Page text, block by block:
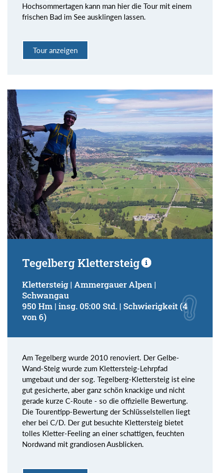
Hochsommertagen kann man hier die Tour mit einem
frischen Bad im See ausklingen lassen.
Tour anzeigen
Tegelberg Klettersteig
Klettersteig | Ammergauer Alpen |
Schwangau
950 Hm | insg. 05:00 Std. | Schwierigkeit (4
von 6)
Am Tegelberg wurde 2010 renoviert. Der Gelbe-
Wand-Steig wurde zum Klettersteig-Lehrpfad
umgebaut und der sog. Tegelberg-Klettersteig ist eine
gut gesicherte, aber ganz schön knackige und nicht
gerade kurze C-Route - so die offizielle Bewertung.
Die Tourentipp-Bewertung der Schlüsselstellen liegt
eher bei C/D. Der gut besuchte Klettersteig bietet
tolles Kletter-Feeling an einer schattigen, feuchten
Nordwand mit grandiosen Ausblicken.